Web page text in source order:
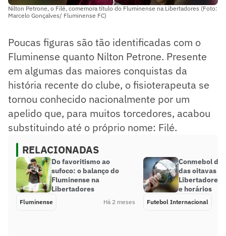
Nilton Petrone, o Filé, comemora título do Fluminense na Libertadores (Foto:
Marcelo Gonçalves/ Fluminense FC)
Poucas figuras são tão identificadas com o
Fluminense quanto Nilton Petrone. Presente
em algumas das maiores conquistas da
história recente do clube, o fisioterapeuta se
tornou conhecido nacionalmente por um
apelido que, para muitos torcedores, acabou
substituindo até o próprio nome: Filé.
RELACIONADAS
Do favoritismo ao
sufoco: o balanço do
Fluminense na
Libertadores
Fluminense Há 2 meses
Conmebol
das oitavas da
Libertadores;
e horários
Futebol Internacional